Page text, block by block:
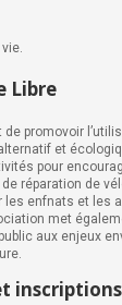
Libre
promovoir
et
pour
réparation de
les enfnats et les
met
aux enjeux
inscriptions